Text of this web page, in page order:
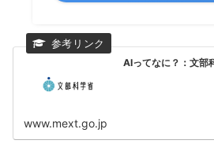
AIってなに？：文部
www.mext.go.jp